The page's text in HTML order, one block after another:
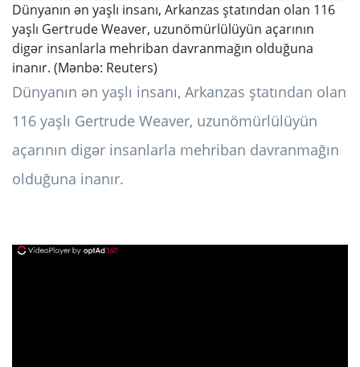
Dünyanın ən yaşlı insanı, Arkanzas ştatından olan 116
yaşlı Gertrude Weaver, uzunömürlülüyün açarının
digər insanlarla mehriban davranmağın olduğuna
inanır. (Mənbə: Reuters)
Dünyanın ən yaşlı insanı, Arkanzas ştatından olan
116 yaşlı Gertrude Weaver, uzunömürlülüyün
açarının digər insanlarla mehriban davranmağın
olduğuna inanır.